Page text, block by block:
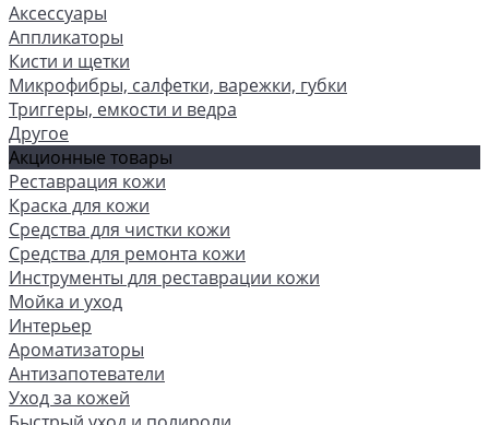
Аксессуары
Аппликаторы
Кисти и щетки
Микрофибры, салфетки, варежки, губки
Триггеры, емкости и ведра
Другое
Акционные товары
Реставрация кожи
Краска для кожи
Средства для чистки кожи
Средства для ремонта кожи
Инструменты для реставрации кожи
Мойка и уход
Интерьер
Ароматизаторы
Антизапотеватели
Уход за кожей